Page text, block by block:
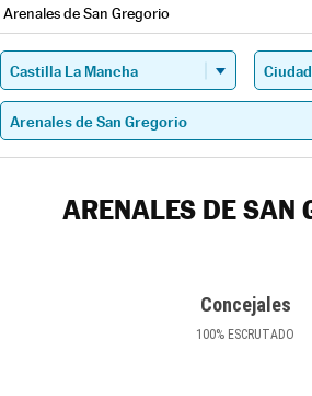
Arenales de San Gregorio
ARENALES DE SAN
Concejales
100% ESCRUTADO